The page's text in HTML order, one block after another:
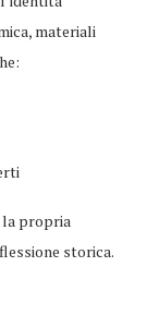
materiali
la propria
storica.